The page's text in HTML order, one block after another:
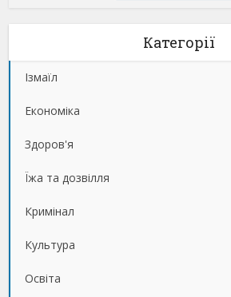
Категорії
Ізмаїл
Економіка
Здоров'я
Їжа та дозвілля
Кримінал
Культура
Освіта